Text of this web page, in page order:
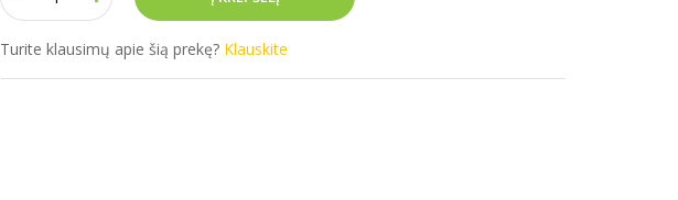
Turite klausimų apie šią prekę? Klauskite